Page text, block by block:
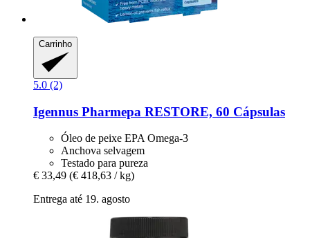
Carrinho
5.0 (2)
Igennus Pharmepa RESTORE, 60 Cápsulas
Óleo de peixe EPA Omega-3
Anchova selvagem
Testado para pureza
€ 33,49 (€ 418,63 / kg)
Entrega até 19. agosto